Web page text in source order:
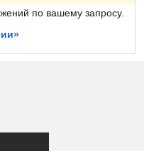
по вашему запросу.